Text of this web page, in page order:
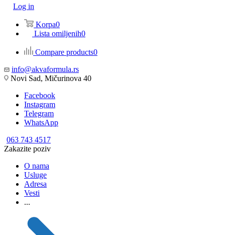
Log in
Korpa0
Lista omiljenih0
Compare products0
info@akvaformula.rs
Novi Sad, Mičurinova 40
Facebook
Instagram
Telegram
WhatsApp
063 743 4517
Zakazite poziv
O nama
Usluge
Adresa
Vesti
...